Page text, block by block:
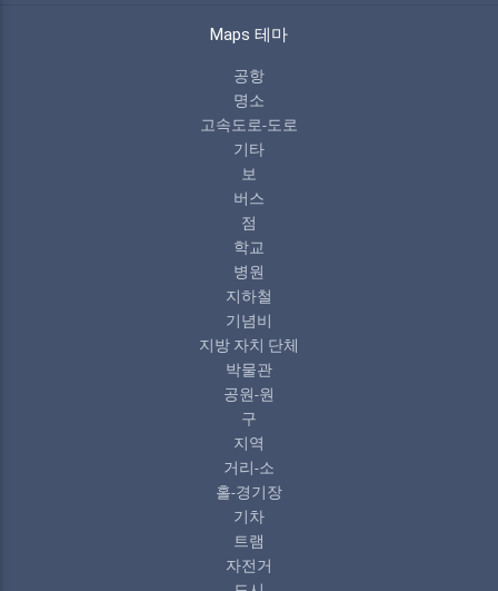
Maps 테마
공항
명소
고속도로-도로
기타
보
버스
점
학교
병원
지하철
기념비
지방 자치 단체
박물관
공원-원
구
지역
거리-소
홀-경기장
기차
트램
자전거